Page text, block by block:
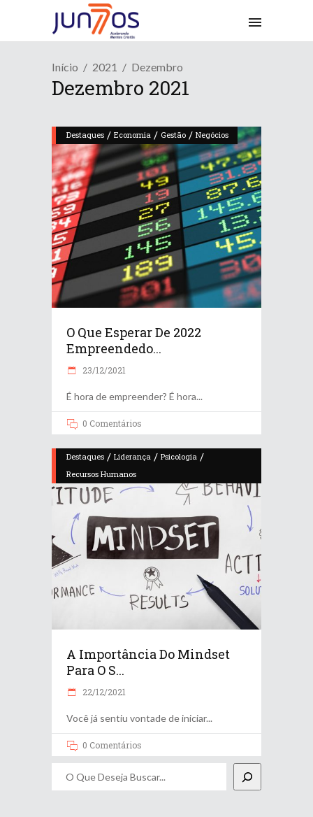
Início 2021 Dezembro
Dezembro 2021
Destaques / Economia / Gestão / Negócios
O Que Esperar De 2022
Empreendedo...
23/12/2021
É hora de empreender? É hora
0 Comentários
Destaques / Liderança / Psicologia /
Recursos Humanos
A Importância Do Mindset
Para O S...
22/12/2021
Você já sentiu vontade de iniciar
0 Comentários
Pesquisar